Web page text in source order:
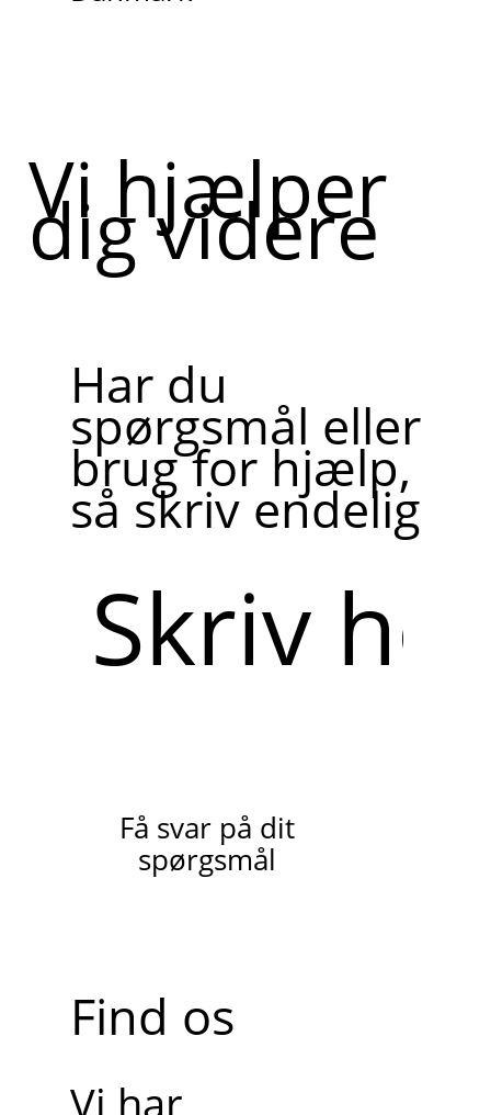
Vi hjælper
dig videre
Har du
spørgsmål eller
brug for hjælp,
så skriv endelig
her
Få svar på dit
spørgsmål
Find os
Vi har